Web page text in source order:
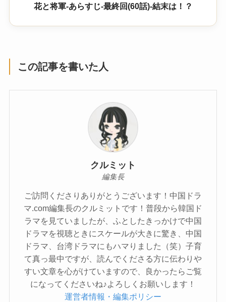
花と将軍-あらすじ-最終回(60話)-結末は！？
この記事を書いた人
クルミット
編集長
ご訪問くださりありがとうございます！中国ドラ
マ.com編集長のクルミットです！普段から韓国ド
ラマを見ていましたが、ふとしたきっかけで中国
ドラマを視聴ときにスケールが大きに驚き、中国
ドラマ、台湾ドラマにもハマりました（笑）子育
て真っ最中ですが、読んでくださる方に伝わりや
すい文章を心がけていますので、良かったらご覧
になってくださいね♪よろしくお願いします！
運営者情報・編集ポリシー